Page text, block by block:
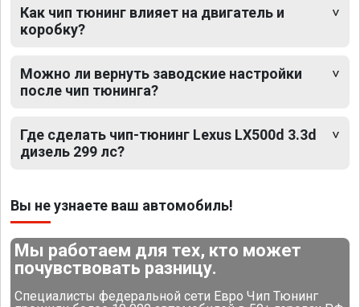
Как чип тюнинг влияет на двигатель и
коробку?
Можно ли вернуть заводские настройки
после чип тюнинга?
Где сделать чип-тюнинг Lexus LX500d 3.3d
дизель 299 лс?
Вы не узнаете ваш автомобиль!
Мы работаем для тех, кто может
почувствовать разницу.
Специалисты федеральной сети Евро Чип Тюнинг